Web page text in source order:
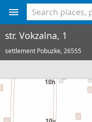
str. Vokzalna, 1
settlement Pobuzke,26555
<% console.log(hcard)